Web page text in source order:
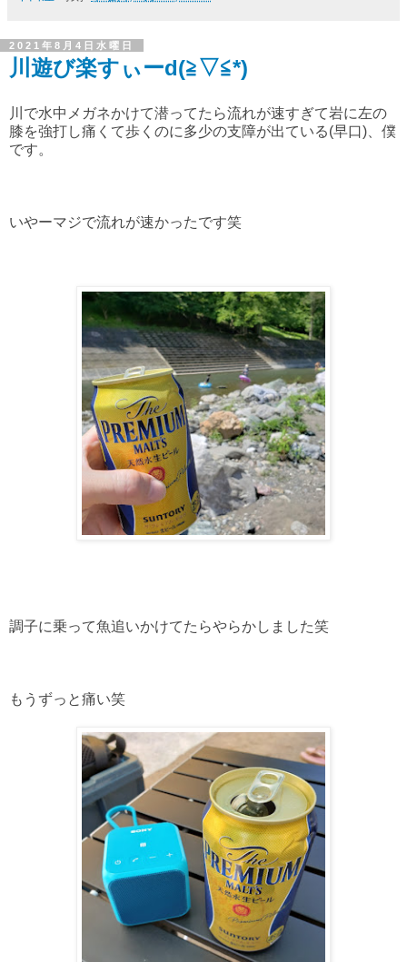
2021年8月4日水曜日
川遊び楽すぃーd(≧▽≦*)
川で水中メガネかけて潜ってたら流れが速すぎて岩に左の
膝を強打し痛くて歩くのに多少の支障が出ている(早口)、僕
です。
いやーマジで流れが速かったです笑
調子に乗って魚追いかけてたらやらかしました笑
もうずっと痛い笑